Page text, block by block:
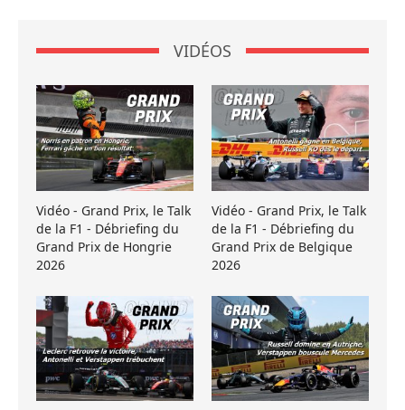
VIDÉOS
Vidéo - Grand Prix, le Talk
de la F1 - Débriefing du
Grand Prix de Hongrie
2026
Vidéo - Grand Prix, le Talk
de la F1 - Débriefing du
Grand Prix de Belgique
2026